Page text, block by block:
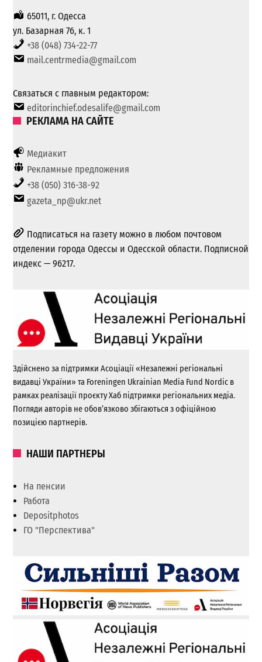
65011, г. Одесса
ул. Базарная 76, к. 1
+38 (048) 734-22-77
mail.centrmedia@gmail.com
Связаться с главным редактором:
editorinchief.odesalife@gmail.com
РЕКЛАМА НА САЙТЕ
Медиакит
Рекламные предложения
+38 (050) 316-38-92
gazeta_np@ukr.net
Подписаться на газету можно в любом почтовом
отделении города Одессы и Одесской области. Подписной
индекс — 96217.
Здійснено за підтримки Асоціації «Незалежні регіональні
видавці України» та Foreningen Ukrainian Media Fund Nordic в
рамках реалізації проєкту Хаб підтримки регіональних медіа.
Погляди авторів не обов’язково збігаються з офіційною
позицією партнерів.
НАШИ ПАРТНЕРЫ
На пенсии
Работа
Depositphotos
ГО "Перспектива"